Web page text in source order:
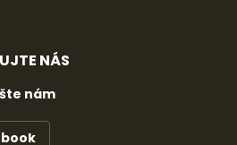
NÁS
nám